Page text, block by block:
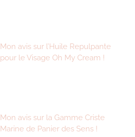
Mon avis sur l’Huile Repulpante
pour le Visage Oh My Cream !
Mon avis sur la Gamme Criste
Marine de Panier des Sens !